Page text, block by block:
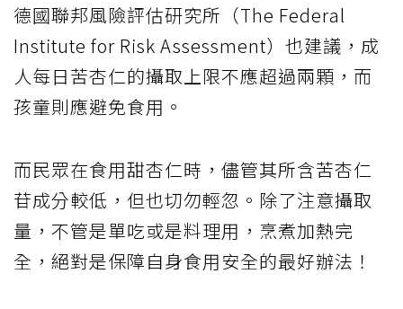
德國聯邦風險評估研究所（The Federal
Institute for Risk Assessment）也建議，成
人每日苦杏仁的攝取上限不應超過兩顆，而
孩童則應避免食用。
而民眾在食用甜杏仁時，儘管其所含苦杏仁
苷成分較低，但也切勿輕忽。除了注意攝取
量，不管是單吃或是料理用，烹煮加熱完
全，絕對是保障自身食用安全的最好辦法！